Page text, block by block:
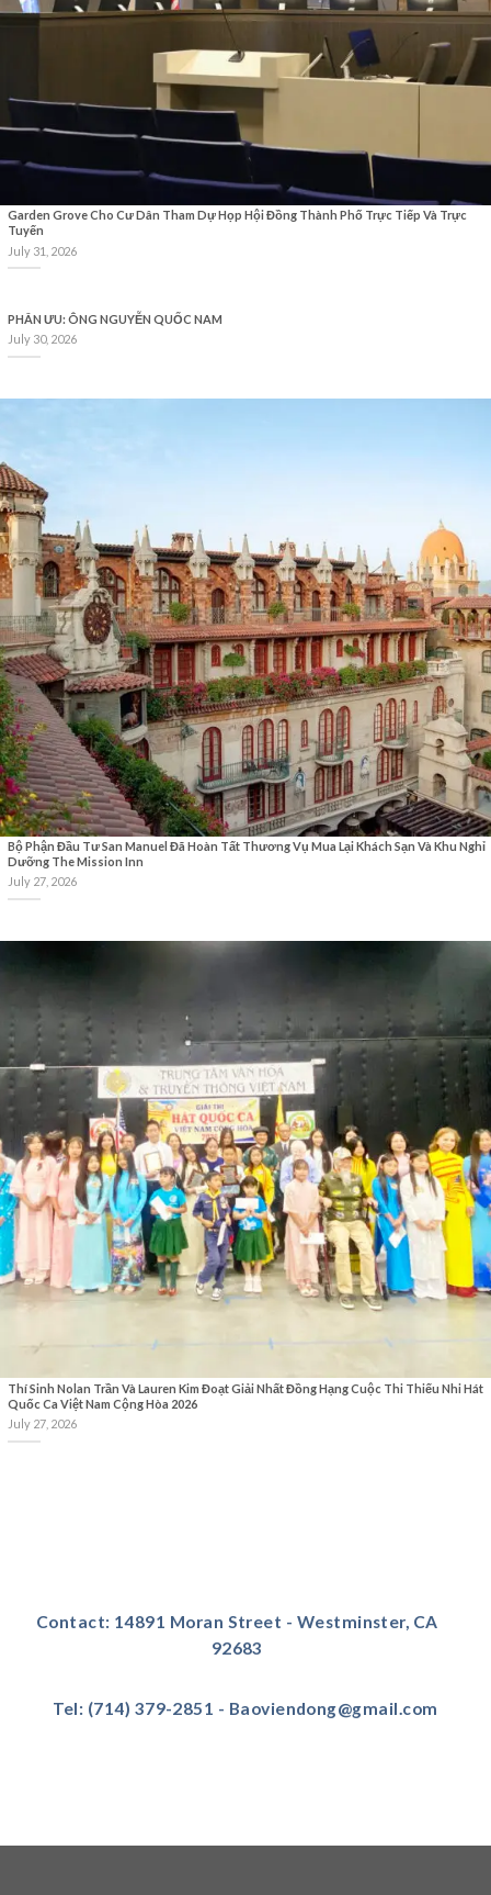
Garden Grove Cho Cư Dân Tham Dự Họp Hội Đồng Thành Phố Trực Tiếp Và Trực
Tuyến
July 31, 2026
PHÂN ƯU: ÔNG NGUYỄN QUỐC NAM
July 30, 2026
Bộ Phận Đầu Tư San Manuel Đã Hoàn Tất Thương Vụ Mua Lại Khách Sạn Và Khu Nghỉ
Dưỡng The Mission Inn
July 27, 2026
Thí Sinh Nolan Trần Và Lauren Kim Đoạt Giải Nhất Đồng Hạng Cuộc Thi Thiếu Nhi Hát
Quốc Ca Việt Nam Cộng Hòa 2026
July 27, 2026
Contact: 14891 Moran Street - Westminster, CA
92683
Tel: (714) 379-2851 - Baoviendong@gmail.com